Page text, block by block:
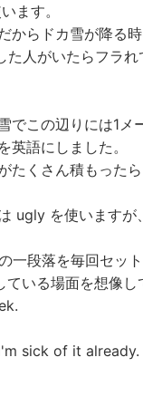
ます。
からドカ雪が降る時
人がいたらフラ
でこの辺りには1メ
英語にしました。
たくさん積もった
ugly を使いますが
一段落を毎回セット
いる場面を想像し
sick of it already.